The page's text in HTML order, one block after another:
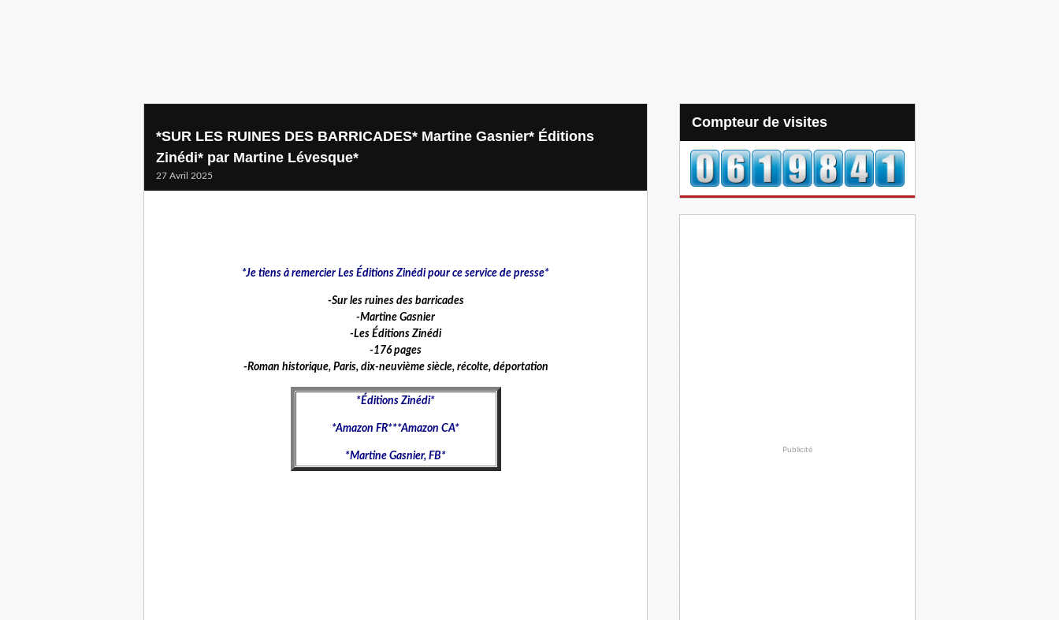
*SUR LES RUINES DES BARRICADES* Martine Gasnier* Éditions
Zinédi* par Martine Lévesque*
27 Avril 2025
*Je tiens à remercier Les Éditions Zinédi pour ce service de presse*
-Sur les ruines des barricades
-Martine Gasnier
-Les Éditions Zinédi
-176 pages
-Roman historique, Paris, dix-neuvième siècle, récolte, déportation
*Éditions Zinédi*
*Amazon FR***Amazon CA*
*Martine Gasnier, FB*
Compteur de visites
Publicité